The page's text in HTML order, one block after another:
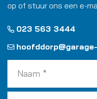
op of stuur ons een e-
023 563 3444